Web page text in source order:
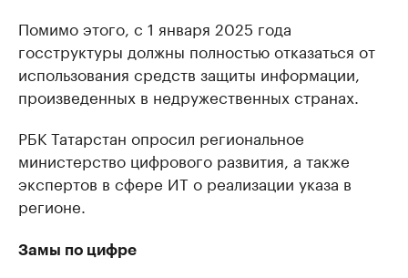
Помимо этого, с 1 января 2025 года
госструктуры должны полностью отказаться от
использования средств защиты информации,
произведенных в недружественных странах.
РБК Татарстан опросил региональное
министерство цифрового развития, а также
экспертов в сфере ИТ о реализации указа в
регионе.
Замы по цифре